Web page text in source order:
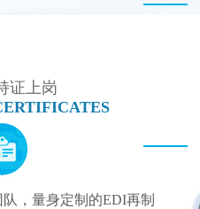
证上岗
，量身定制的EDI再制